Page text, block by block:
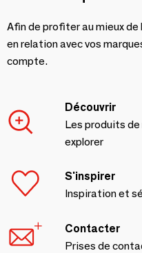
Afin de profiter au mieux
en relation avec vos
compte.
Découvrir
Les produits
explorer
S'inspirer
Inspiration et
Contacter
Prises de